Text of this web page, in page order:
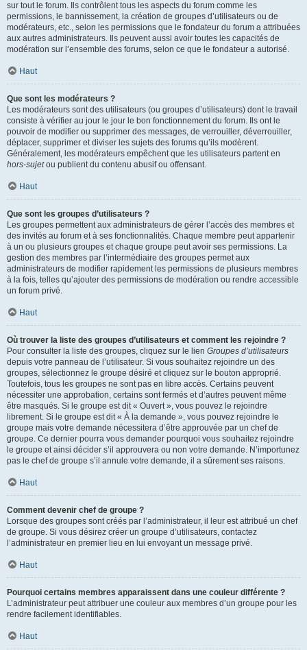
sur tout le forum. Ils contrôlent tous les aspects du forum comme les
permissions, le bannissement, la création de groupes d’utilisateurs ou de
modérateurs, etc., selon les permissions que le fondateur du forum a attribuées
aux autres administrateurs. Ils peuvent aussi avoir toutes les capacités de
modération sur l’ensemble des forums, selon ce que le fondateur a autorisé.
Haut
Que sont les modérateurs ?
Les modérateurs sont des utilisateurs (ou groupes d’utilisateurs) dont le travail
consiste à vérifier au jour le jour le bon fonctionnement du forum. Ils ont le
pouvoir de modifier ou supprimer des messages, de verrouiller, déverrouiller,
déplacer, supprimer et diviser les sujets des forums qu’ils modèrent.
Généralement, les modérateurs empêchent que les utilisateurs partent en
hors-sujetou publient du contenu abusif ou offensant.
Haut
Que sont les groupes d’utilisateurs ?
Les groupes permettent aux administrateurs de gérer l’accès des membres et
des invités au forum et à ses fonctionnalités. Chaque membre peut appartenir
à un ou plusieurs groupes et chaque groupe peut avoir ses permissions. La
gestion des membres par l’intermédiaire des groupes permet aux
administrateurs de modifier rapidement les permissions de plusieurs membres
à la fois, telles qu’ajouter des permissions de modération ou rendre accessible
un forum privé.
Haut
Où trouver la liste des groupes d’utilisateurs et comment les rejoindre ?
Pour consulter la liste des groupes, cliquez sur le lien Groupes d’utilisateurs
depuis votre panneau de l’utilisateur. Si vous souhaitez rejoindre un des
groupes, sélectionnez le groupe désiré et cliquez sur le bouton approprié.
Toutefois, tous les groupes ne sont pas en libre accès. Certains peuvent
nécessiter une approbation, certains sont fermés et d’autres peuvent même
être masqués. Si le groupe est dit « Ouvert », vous pouvez le rejoindre
librement. Si le groupe est dit « À la demande », vous pouvez rejoindre le
groupe mais votre demande nécessitera d’être approuvée par un chef de
groupe. Ce dernier pourra vous demander pourquoi vous souhaitez rejoindre
le groupe et ainsi décider s’il approuvera ou non votre demande. N’importunez
pas le chef de groupe s’il annule votre demande, il a sûrement ses raisons.
Haut
Comment devenir chef de groupe ?
Lorsque des groupes sont créés par l’administrateur, il leur est attribué un chef
de groupe. Si vous désirez créer un groupe d’utilisateurs, contactez
l’administrateur en premier lieu en lui envoyant un message privé.
Haut
Pourquoi certains membres apparaissent dans une couleur différente ?
L’administrateur peut attribuer une couleur aux membres d’un groupe pour les
rendre facilement identifiables.
Haut